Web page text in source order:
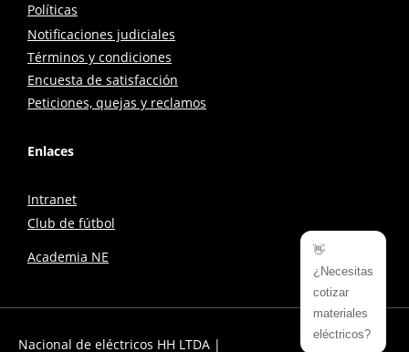
Políticas
Notificaciones judiciales
Términos y condiciones
Encuesta de satisfacción
Peticiones, quejas y reclamos
Enlaces
Intranet
Club de fútbol
Academia NE
👋
¿Necesitas
cotizar
materiales
eléctricos?
Nacional de eléctricos HH LTDA |